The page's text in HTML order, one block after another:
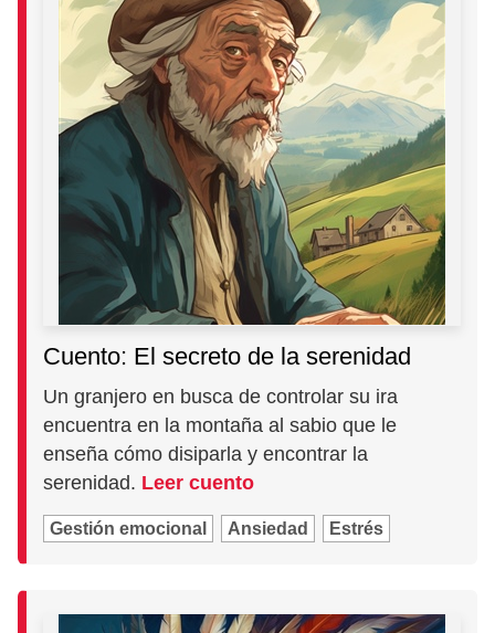
Cuento: El secreto de la serenidad
Un granjero en busca de controlar su ira
encuentra en la montaña al sabio que le
enseña cómo disiparla y encontrar la
serenidad. Leer cuento
Gestión emocional Ansiedad Estrés